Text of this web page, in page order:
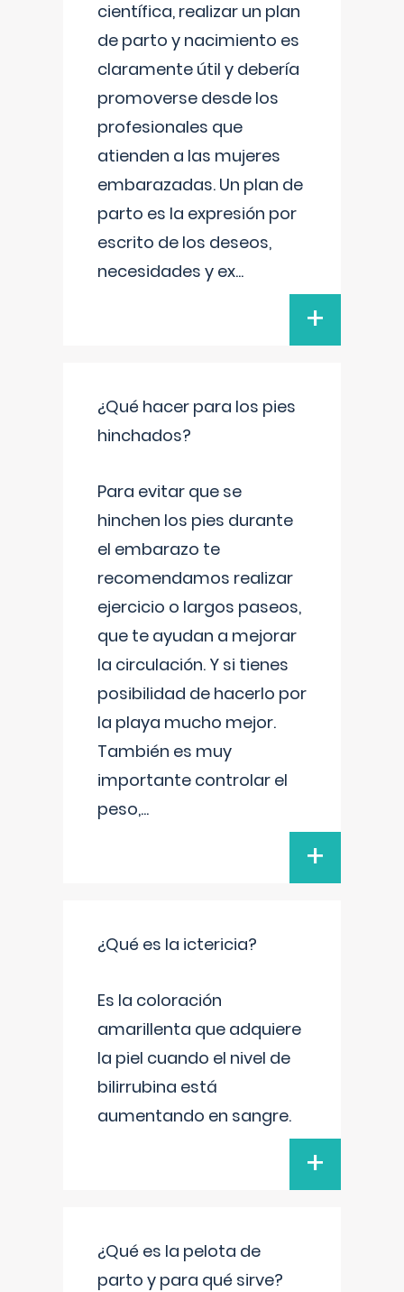
científica, realizar un plan
de parto y nacimiento es
claramente útil y debería
promoverse desde los
profesionales que
atienden a las mujeres
embarazadas. Un plan de
parto es la expresión por
escrito de los deseos,
necesidades y ex...
+
¿Qué hacer para los pies
hinchados?
Para evitar que se
hinchen los pies durante
el embarazo te
recomendamos realizar
ejercicio o largos paseos,
que te ayudan a mejorar
la circulación. Y si tienes
posibilidad de hacerlo por
la playa mucho mejor.
También es muy
importante controlar el
peso,...
+
¿Qué es la ictericia?
Es la coloración
amarillenta que adquiere
la piel cuando el nivel de
bilirrubina está
aumentando en sangre.
+
¿Qué es la pelota de
parto y para qué sirve?